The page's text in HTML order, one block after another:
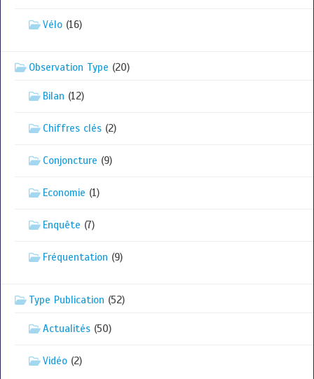
Vélo (16)
Observation Type (20)
Bilan (12)
Chiffres clés (2)
Conjoncture (9)
Economie (1)
Enquête (7)
Fréquentation (9)
Type Publication (52)
Actualités (50)
Vidéo (2)